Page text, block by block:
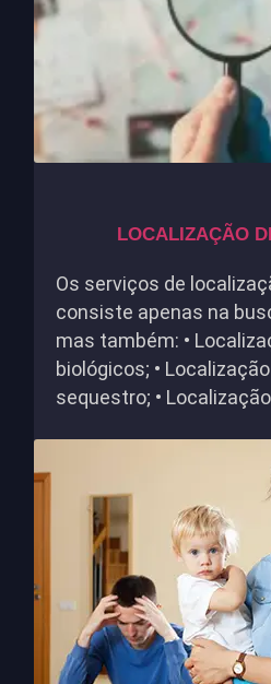
LOCALIZAÇÃO
Os serviços de
consiste apenas na
mas também: •
biológicos; •
sequestro; •